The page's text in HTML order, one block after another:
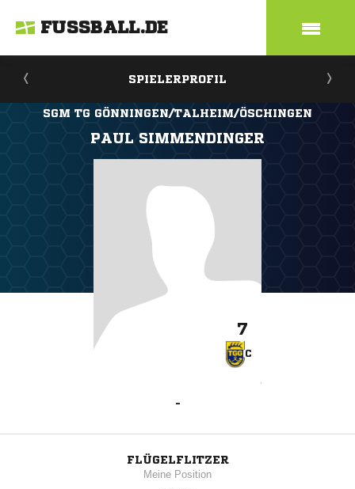
FUSSBALL.DE
SPIELERPROFIL
SGM TG GÖNNINGEN/TALHEIM/ÖSCHINGEN
PAUL SIMMENDINGER
7
C
-
FLÜGELFLITZER
Meine Position